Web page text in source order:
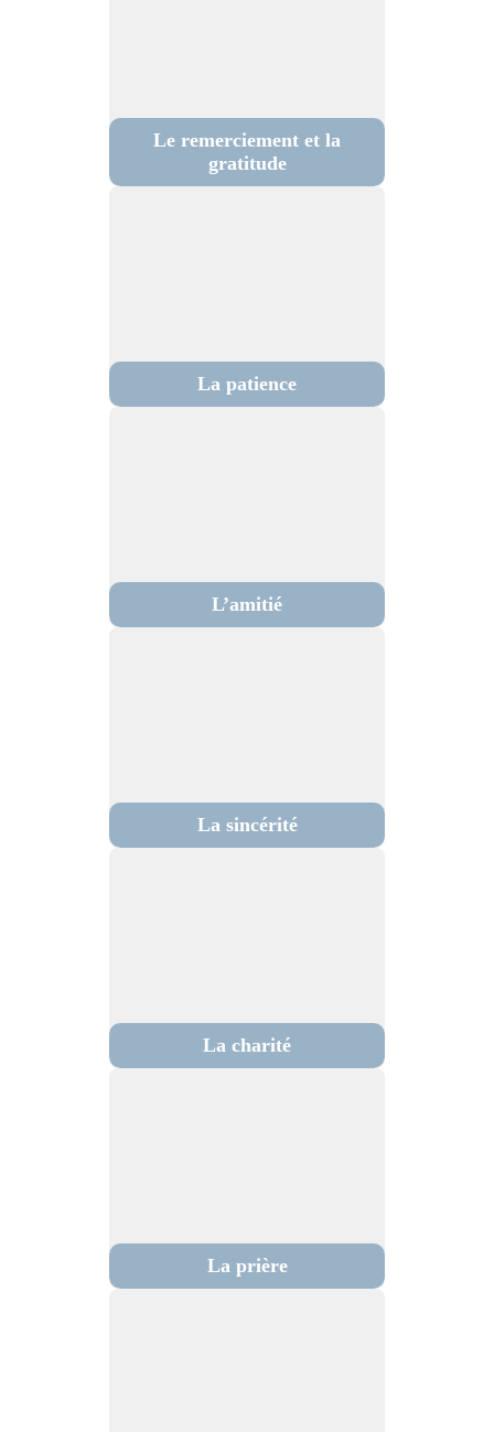
Le remerciement et la
gratitude
La patience
L’amitié
La sincérité
La charité
La prière